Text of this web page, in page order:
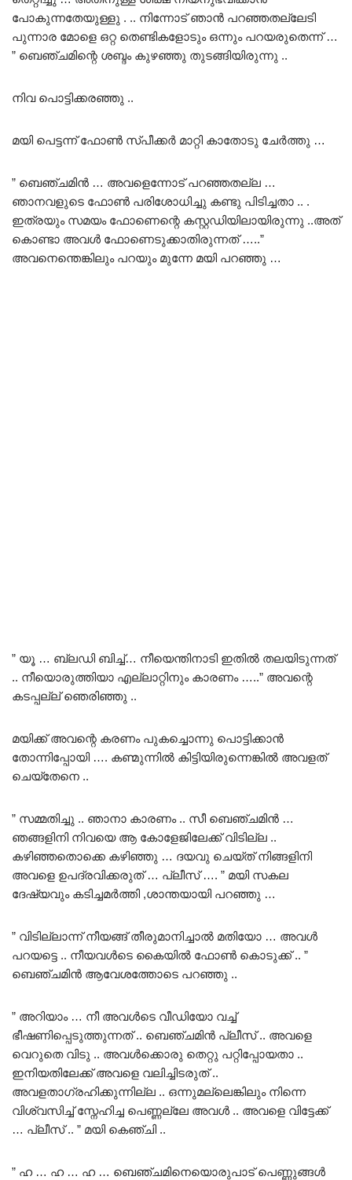
പോകുന്നതേയുള്ളു . .. നിന്നോട് ഞാൻ പറഞ്ഞതല്ലേടി
പുന്നാര മോളെ ഒറ്റ തെണ്ടികളോടും ഒന്നും പറയരുതെന്ന് …
” ബെഞ്ചമിന്റെ ശബ്ദം കുഴഞ്ഞു തുടങ്ങിയിരുന്നു ..
നിവ പൊട്ടിക്കരഞ്ഞു ..
മയി പെട്ടന്ന് ഫോൺ സ്പീക്കർ മാറ്റി കാതോടു ചേർത്തു …
” ബെഞ്ചമിൻ … അവളെന്നോട് പറഞ്ഞതല്ല …
ഞാനവളുടെ ഫോൺ പരിശോധിച്ചു കണ്ടു പിടിച്ചതാ .. .
ഇത്രയും സമയം ഫോണെന്റെ കസ്റ്റഡിയിലായിരുന്നു ..അത്
കൊണ്ടാ അവൾ ഫോണെടുക്കാതിരുന്നത് …..”
അവനെന്തെങ്കിലും പറയും മുന്നേ മയി പറഞ്ഞു …
” യൂ … ബ്ലഡി ബിച്ച്… നീയെന്തിനാടി ഇതിൽ തലയിടുന്നത്
.. നീയൊരുത്തിയാ എല്ലാറ്റിനും കാരണം …..” അവന്റെ
കടപ്പല്ല് ഞെരിഞ്ഞു ..
മയിക്ക് അവന്റെ കരണം പുകച്ചൊന്നു പൊട്ടിക്കാൻ
തോന്നിപ്പോയി …. കണ്മുന്നിൽ കിട്ടിയിരുന്നെങ്കിൽ അവളത്
ചെയ്തേനെ ..
” സമ്മതിച്ചു .. ഞാനാ കാരണം .. സീ ബെഞ്ചമിൻ …
ഞങ്ങളിനി നിവയെ ആ കോളേജിലേക്ക് വിടില്ല ..
കഴിഞ്ഞതൊക്കെ കഴിഞ്ഞു … ദയവു ചെയ്ത് നിങ്ങളിനി
അവളെ ഉപദ്രവിക്കരുത് … പ്ലീസ് …. ” മയി സകല
ദേഷ്യവും കടിച്ചമർത്തി ,ശാന്തയായി പറഞ്ഞു …
” വിടില്ലാന്ന് നീയങ്ങ് തീരുമാനിച്ചാൽ മതിയോ … അവൾ
പറയട്ടെ .. നീയവൾടെ കൈയിൽ ഫോൺ കൊടുക്ക് .. ”
ബെഞ്ചമിൻ ആവേശത്തോടെ പറഞ്ഞു ..
” അറിയാം … നീ അവൾടെ വീഡിയോ വച്ച്
ഭീഷണിപ്പെടുത്തുന്നത് .. ബെഞ്ചമിൻ പ്ലീസ് .. അവളെ
വെറുതെ വിടു .. അവൾക്കൊരു തെറ്റു പറ്റിപ്പോയതാ ..
ഇനിയതിലേക്ക് അവളെ വലിച്ചിടരുത് ..
അവളതാഗ്രഹിക്കുന്നില്ല .. ഒന്നുമല്ലെങ്കിലും നിന്നെ
വിശ്വസിച്ച് സ്നേഹിച്ച പെണ്ണല്ലേ അവൾ .. അവളെ വിട്ടേക്ക്
… പ്ലീസ് .. ” മയി കെഞ്ചി ..
” ഹ … ഹ … ഹ … ബെഞ്ചമിനെയൊരുപാട് പെണ്ണുങ്ങൾ